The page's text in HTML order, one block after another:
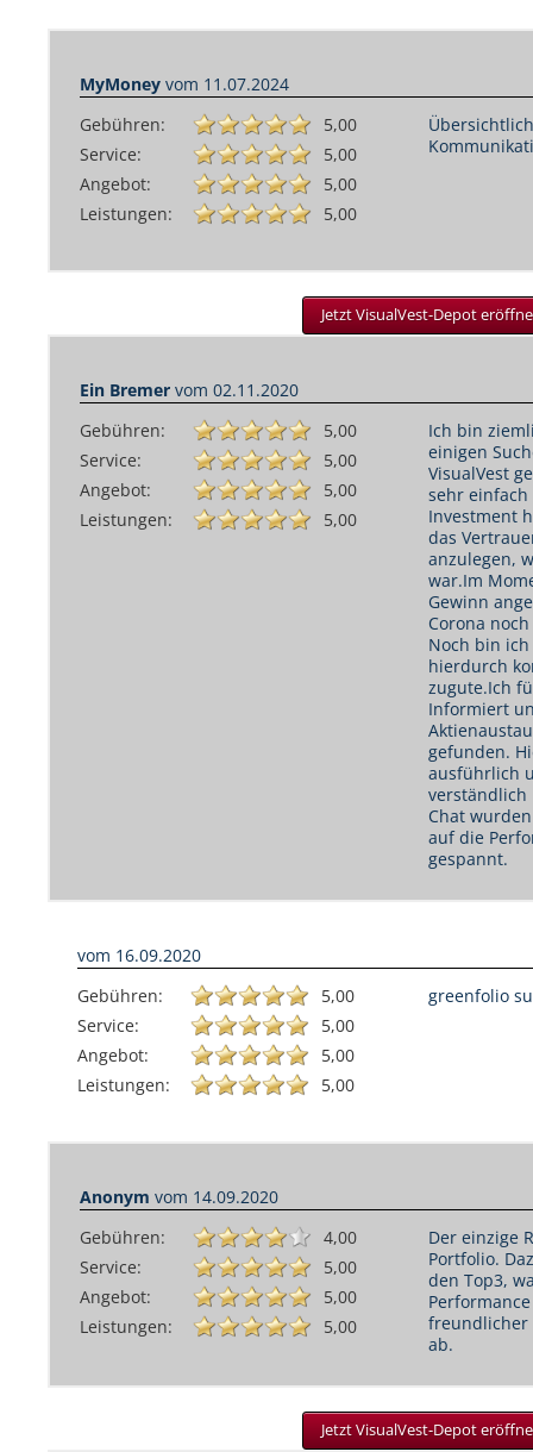
MyMoney vom 11.07.2024
Gebühren:
5,00
Service:
5,00
Angebot:
5,00
Leistungen:
5,00
Jetzt VisualVest-Depot
Ein Bremer vom 02.11.2020
Gebühren:
5,00
Service:
5,00
Angebot:
5,00
Leistungen:
5,00
Ich bin
einigen
VisualVest
sehr
Investment
das
anzulegen,
war.Im
Gewinn
Corona
Noch bin
hierdurch
zugute.Ich
Informiert
gefunden.
ausführlich
verständlich
Chat
auf die
gespannt.
vom 16.09.2020
Gebühren:
5,00
Service:
5,00
Angebot:
5,00
Leistungen:
5,00
greenfolio
Anonym vom 14.09.2020
Gebühren:
4,00
Service:
5,00
Angebot:
5,00
Leistungen:
5,00
Der einzige
Portfolio.
den Top3,
freundlicher
ab.
Jetzt VisualVest-Depot